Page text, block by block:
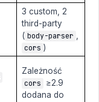
3 custom, 2
third-party
( body-parser ,
cors )
Zależność
cors
≥2.9
dodana do